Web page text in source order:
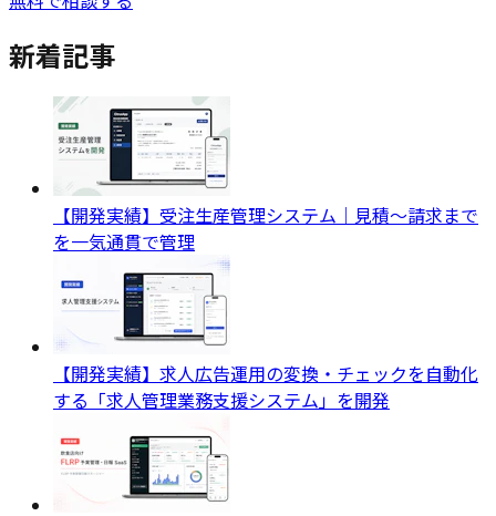
新着記事
【開発実績】受注生産管理システム｜見積〜請求まで
を一気通貫で管理
【開発実績】求人広告運用の変換・チェックを自動化
する「求人管理業務支援システム」を開発